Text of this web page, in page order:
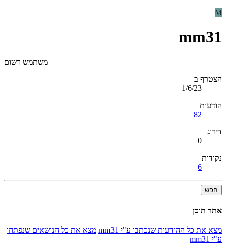
M
mm31
משתמש רשום
הצטרף ב
1/6/23
הודעות
82
דירוג
0
נקודות
6
חפש
אתר תוכן
מצא את כל ההודעות שנכתבו ע"י mm31
מצא את כל הנושאים שנפתחו
ע"י mm31